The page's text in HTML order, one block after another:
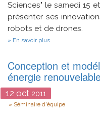
Sciences" le samedi 15
présenter ses
robots et de drones.
En savoir plus
de
la
Science
(15
16
Conception et
énergie
12 oct 2011
Type
Séminaire d'équipe